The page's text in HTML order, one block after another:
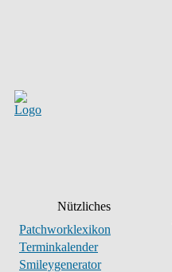
Nützliches
Patchworklexikon
Terminkalender
Smileygenerator